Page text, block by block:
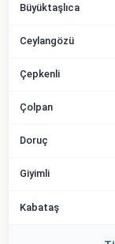
Büyüktaşlıca
Ceylangözü
Çepkenli
Çolpan
Doruç
Giyimli
Kabataş